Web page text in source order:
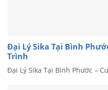
Đại Lý Sika Tại Bình
Trình
Đại Lý Sika Tại Bình Phước –